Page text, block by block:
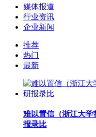
媒体报道
行业资讯
企业新闻
推荐
热门
最新
难以置信（浙江大学
报录比